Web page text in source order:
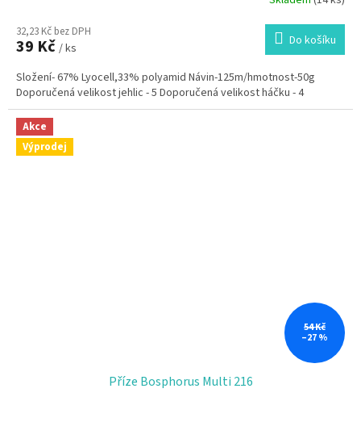
32,23 Kč bez DPH
39 Kč / ks Do košíku
Složení- 67% Lyocell,33% polyamid Návin-125m/hmotnost-50g
Doporučená velikost jehlic - 5 Doporučená velikost háčku - 4
Akce
Výprodej
54 Kč
–27 %
Příze Bosphorus Multi 216